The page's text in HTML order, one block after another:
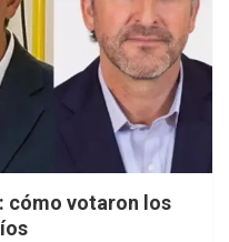
cómo votaron los